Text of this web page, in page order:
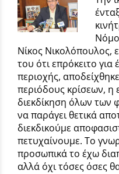
Νίκος Νικολόπουλος,
του ότι επρόκειτο για
περιοχής,
περιόδους κρίσεων, η
διεκδίκηση όλων των
να παράγει θετικά
διεκδικούμε
πετυχαίνουμε. Το
προσωπικά το έχω
αλλά όχι τόσες όσες